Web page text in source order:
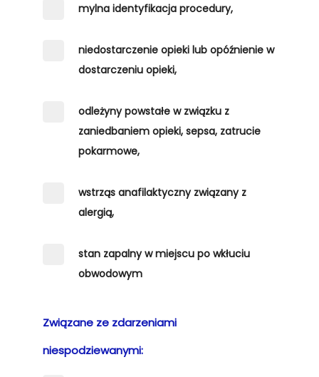
mylna identyfikacja procedury,
niedostarczenie opieki lub opóźnienie w
dostarczeniu opieki,
odleżyny powstałe w związku z
zaniedbaniem opieki, sepsa, zatrucie
pokarmowe,
wstrząs anafilaktyczny związany z
alergią,
stan zapalny w miejscu po wkłuciu
obwodowym
Związane ze zdarzeniami
niespodziewanymi: